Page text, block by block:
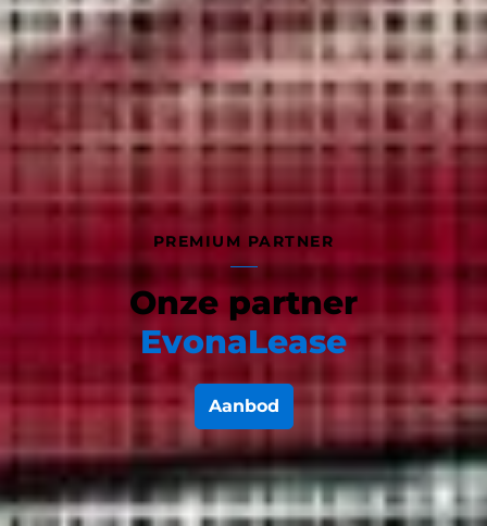
PREMIUM PARTNER
Onze partner
EvonaLease
Aanbod